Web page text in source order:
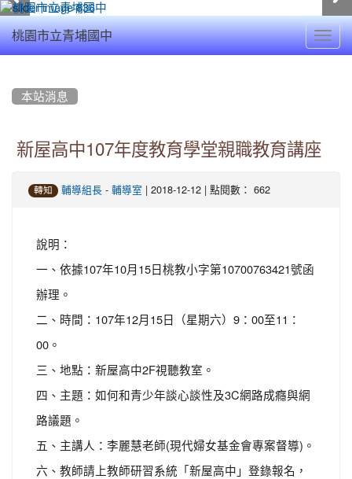
桃園市立青埔國中
本站消息
新屋高中107年度教育學堂親職教育講座
轉知 輔導組長 - 輔導室 | 2018-12-12 | 點閱數： 662
說明：
一、依據107年10月15日桃教小字第10700763421號函
辦理。
二、時間：107年12月15日（星期六）9：00至11：
00。
三、地點：新屋高中2F視聽教室。
四、主題：如何和青少年談心談性及3C網路成癮與網
路議題。
五、主講人：李麗慧老師(現代婦女基金會專案督導)。
六、教師請上教師研習系統「新屋高中」登錄報名，